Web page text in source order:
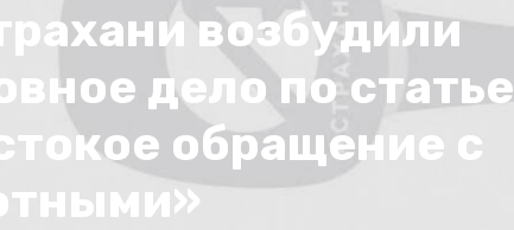
возбудили
дело по статье
обращение с